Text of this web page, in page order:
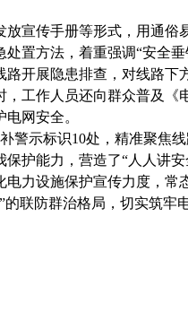
宣传手册等形式，用通
置方法，着重强调“安全垂
开展隐患排查，对线路
工作人员还向群众普及
网安全。
警示标识10处，精准聚焦
护能力，营造了“人人讲安
力设施保护宣传力度，
联防群治格局，切实筑